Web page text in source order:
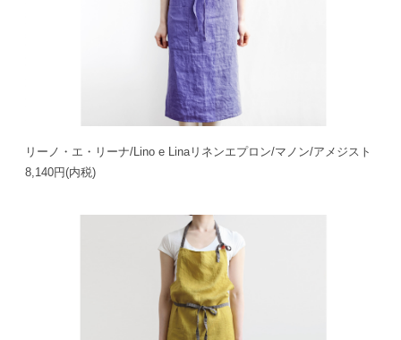
リーノ・エ・リーナ/Lino e Linaリネンエプロン/マノン/アメジスト
8,140円(内税)